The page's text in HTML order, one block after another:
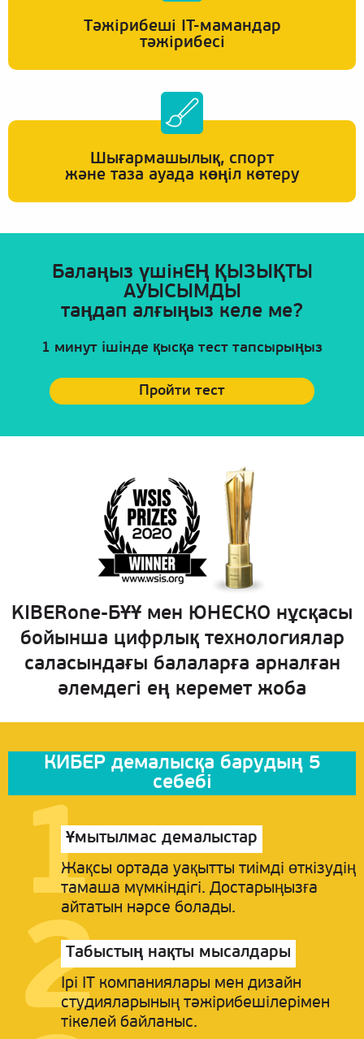
Тәжірибеші IT-мамандар
тәжірибесі
Шығармашылық, спорт
және таза ауада көңіл көтеру
Балаңыз үшінЕҢ ҚЫЗЫҚТЫ
АУЫСЫМДЫ
таңдап алғыңыз келе ме?
1 минут ішінде қысқа тест тапсырыңыз
Пройти тест
KIBERone-БҰҰ мен ЮНЕСКО нұсқасы
бойынша цифрлық технологиялар
саласындағы балаларға арналған
әлемдегі ең керемет жоба
КИБЕР демалысқа барудың 5
себебі
Ұмытылмас демалыстар
Жақсы ортада уақытты тиімді өткізудің
тамаша мүмкіндігі. Достарыңызға
айтатын нәрсе болады.
Табыстың нақты мысалдары
Ірі IT компаниялары мен дизайн
студияларының тәжірибешілерімен
тікелей байланыс.